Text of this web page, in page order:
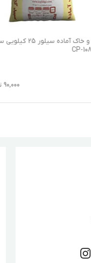
گچ و خاک آماده سیلور 25
90,000